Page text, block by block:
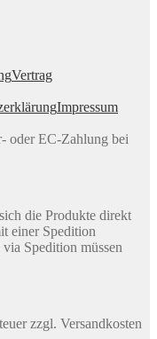
Vertrag
Impressum
oder EC-Zahlung bei
die Produkte direkt
einer Spedition
Spedition müssen
zzgl. Versandkosten